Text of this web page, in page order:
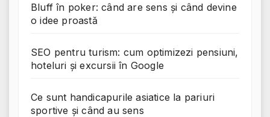
Bluff în poker: când are sens și când devine
o idee proastă
SEO pentru turism: cum optimizezi pensiuni,
hoteluri și excursii în Google
Ce sunt handicapurile asiatice la pariuri
sportive și când au sens